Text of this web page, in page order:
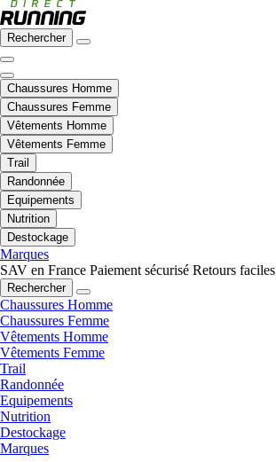
Rechercher
Chaussures Homme
Chaussures Femme
Vêtements Homme
Vêtements Femme
Trail
Randonnée
Equipements
Nutrition
Destockage
Marques
SAV en France Paiement sécurisé Retours faciles
Rechercher
Chaussures Homme
Chaussures Femme
Vêtements Homme
Vêtements Femme
Trail
Randonnée
Equipements
Nutrition
Destockage
Marques